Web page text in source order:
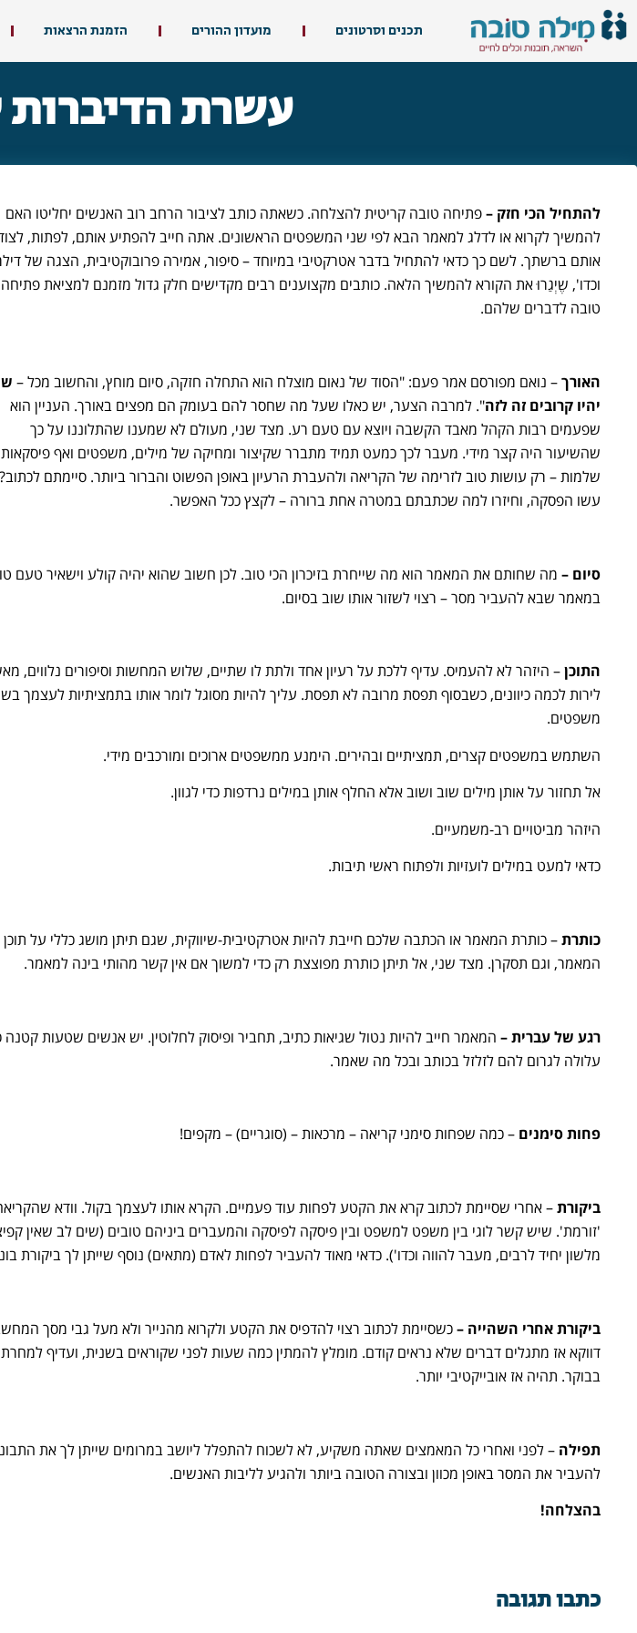
תכנים וסרטונים מועדון ההורים הזמנת הרצאות
עשרת הדיברות
להתחיל הכי חזק –פתיחה טובה קריטית להצלחה. כשאתה כותב לציבור הרחב רוב האנשים יחליטו האם
להמשיך לקרוא או לדלג למאמר הבא לפי שני המשפטים הראשונים. אתה חייב להפתיע אותם, לפתות,
אותם ברשתך. לשם כך כדאי להתחיל בדבר אטרקטיבי במיוחד – סיפור, אמירה פרובוקטיבית, הצגה של
וכדו', שֶיְגַרוּ את הקורא להמשיך הלאה. כותבים מקצוענים רבים מקדישים חלק גדול מזמנם למציאת פתיחה
טובה לדברים שלהם.
האורך– נואם מפורסם אמר פעם: "הסוד של נאום מוצלח הוא התחלה חזקה, סיום מוחץ, והחשוב מכל –
יהיו קרובים זה לזה". למרבה הצער, יש כאלו שעל מה שחסר להם בעומק הם מפצים באורך. העניין הוא
שפעמים רבות הקהל מאבד הקשבה ויוצא עם טעם רע. מצד שני, מעולם לא שמענו שהתלוננו על כך
שהשיעור היה קצר מידי. מעבר לכך כמעט תמיד מתברר שקיצור ומחיקה של מילים, משפטים ואף פיסקאות
שלמות – רק עושות טוב לזרימה של הקריאה ולהעברת הרעיון באופן הפשוט והברור ביותר. סיימתם לכתוב?
עשו הפסקה, וחיזרו למה שכתבתם במטרה אחת ברורה – לקצץ ככל האפשר.
סיום – מה שחותם את המאמר הוא מה שייחרת בזיכרון הכי טוב. לכן חשוב שהוא יהיה קולע וישאיר טעם
במאמר שבא להעביר מסר – רצוי לשזור אותו שוב בסיום.
התוכן– היזהר לא להעמיס. עדיף ללכת על רעיון אחד ולתת לו שתיים, שלוש המחשות וסיפורים נלווים,
לירות לכמה כיוונים, כשבסוף תפסת מרובה לא תפסת. עליך להיות מסוגל לומר אותו בתמציתיות לעצמך
משפטים.
השתמש במשפטים קצרים, תמציתיים ובהירים. הימנע ממשפטים ארוכים ומורכבים מידי.
אל תחזור על אותן מילים שוב ושוב אלא החלף אותן במילים נרדפות כדי לגוון.
היזהר מביטויים רב-משמעיים.
כדאי למעט במילים לועזיות ולפתוח ראשי תיבות.
כותרת– כותרת המאמר או הכתבה שלכם חייבת להיות אטרקטיבית-שיווקית, שגם תיתן מושג כללי על תוכן
המאמר, וגם תסקרן. מצד שני, אל תיתן כותרת מפוצצת רק כדי למשוך אם אין קשר מהותי בינה למאמר.
רגע של עברית– המאמר חייב להיות נטול שגיאות כתיב, תחביר ופיסוק לחלוטין. יש אנשים שטעות קטנה
עלולה לגרום להם לזלזל בכותב ובכל מה שאמר.
פחות סימנים – כמה שפחות סימני קריאה – מרכאות – (סוגריים) – מקפים!
ביקורת– אחרי שסיימת לכתוב קרא את הקטע לפחות עוד פעמיים. הקרא אותו לעצמך בקול. וודא
'זורמת'. שיש קשר לוגי בין משפט למשפט ובין פיסקה לפיסקה והמעברים ביניהם טובים (שים לב שאין
מלשון יחיד לרבים, מעבר להווה וכדו'). כדאי מאוד להעביר לפחות לאדם (מתאים) נוסף שייתן לך ביקורת
ביקורת אחרי השהייה –כשסיימת לכתוב רצוי להדפיס את הקטע ולקרוא מהנייר ולא מעל גבי מסך
דווקא אז מתגלים דברים שלא נראים קודם. מומלץ להמתין כמה שעות לפני שקוראים בשנית, ועדיף למחרת
בבוקר. תהיה אז אובייקטיבי יותר.
תפילה – לפני ואחרי כל המאמצים שאתה משקיע, לא לשכוח להתפלל ליושב במרומים שייתן לך את
להעביר את המסר באופן מכוון ובצורה הטובה ביותר ולהגיע לליבות האנשים.
בהצלחה!
כתבו תגובה